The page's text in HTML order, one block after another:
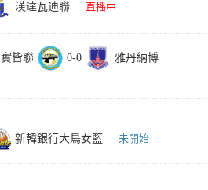
漢達瓦迪聯 直播中
實皆聯 0-0
雅丹納博
新韓銀行大鳥女籃 未開始